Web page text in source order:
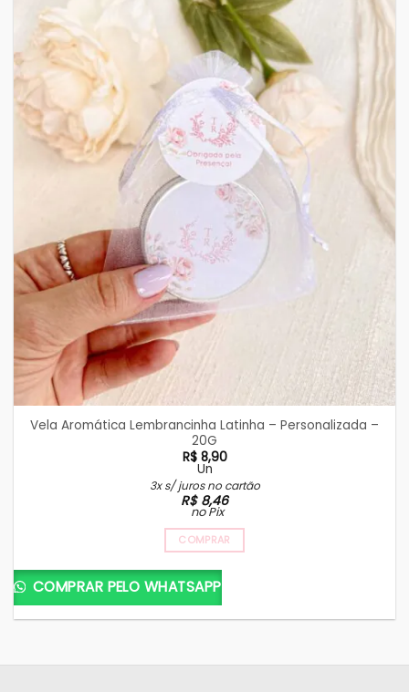
Vela Aromática Lembrancinha Latinha – Personalizada –
20G
R$8,90
Un
3x s/ juros no cartão
R$8,46
no Pix
COMPRAR
COMPRAR PELO WHATSAPP